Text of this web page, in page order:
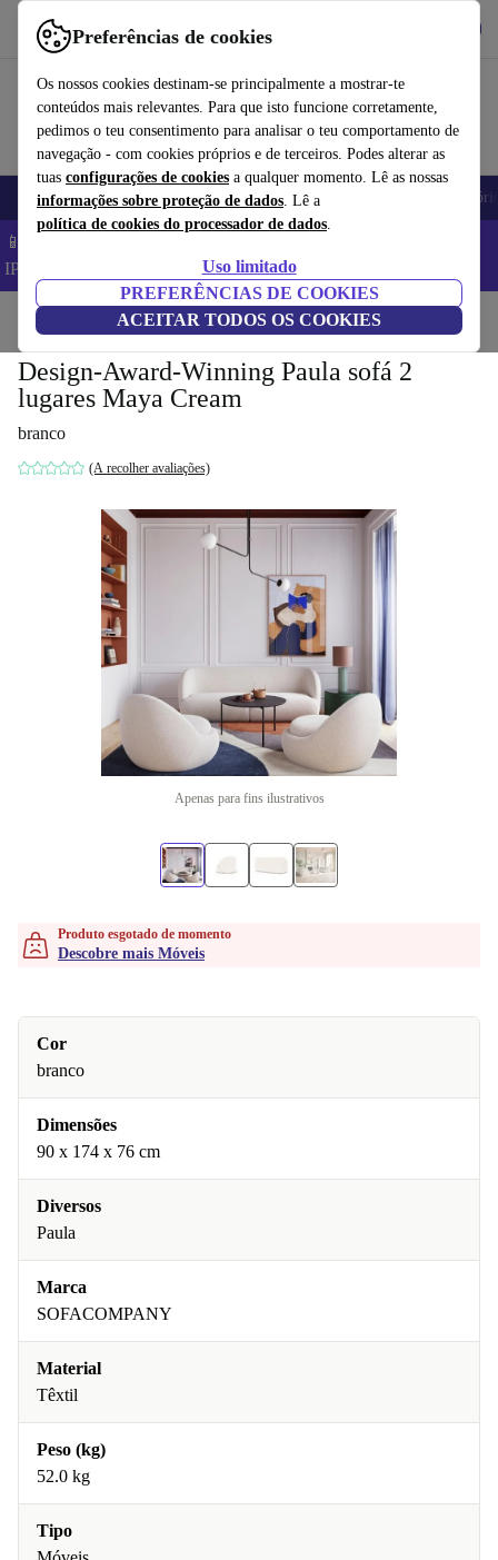
Preferências de cookies
Os nossos cookies destinam-se principalmente a mostrar-te
conteúdos mais relevantes. Para que isto funcione corretamente,
pedimos o teu consentimento para analisar o teu comportamento de
navegação - com cookies próprios e de terceiros. Podes alterar as
tuas configurações de cookies a qualquer momento. Lê as nossas
informações sobre proteção de dados. Lê a
política de cookies do processador de dados.
Uso limitado
PREFERÊNCIAS DE COOKIES
ACEITAR TODOS OS COOKIES
Use o refurbed de forma rápida e fácil
Telemóveis Computadores Portáteis Tablets
📱 Poupa 5% EXTRA em todos os iPhones – Código:
IPHONEDEAL –
Início Casa Móveis
Design-Award-Winning Paula sofá 2
lugares Maya Cream
branco
(A recolher avaliações)
Apenas para fins ilustrativos
Produto esgotado de momento
Descobre mais Móveis
Cor
branco
Dimensões
90 x 174 x 76 cm
Diversos
Paula
Marca
SOFACOMPANY
Material
Têxtil
Peso (kg)
52.0 kg
Tipo